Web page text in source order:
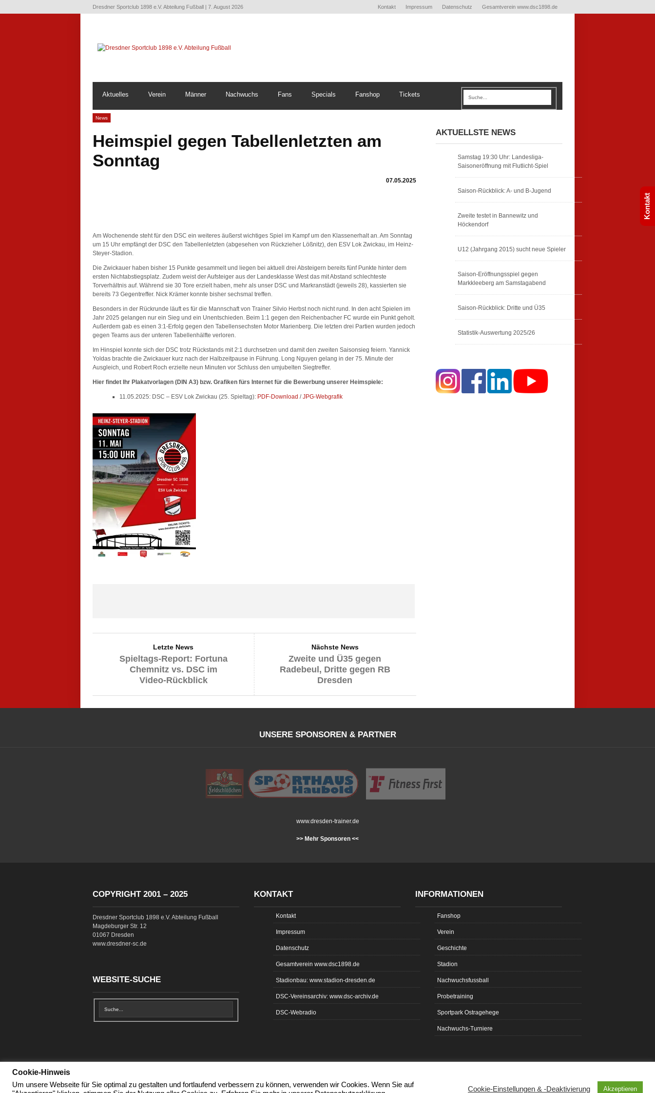
Dresdner Sportclub 1898 e.V. Abteilung Fußball | 7. August 2026 Kontakt Impressum Datenschutz Gesamtverein www.dsc1898.de
Aktuelles Verein Männer Nachwuchs Fans Specials Fanshop Tickets
News
Heimspiel gegen Tabellenletzten am
Sonntag
07.05.2025
Am Wochenende steht für den DSC ein weiteres äußerst wichtiges Spiel im Kampf um den Klassenerhalt an. Am Sonntag
um 15 Uhr empfängt der DSC den Tabellenletzten (abgesehen von Rückzieher Lößnitz), den ESV Lok Zwickau, im Heinz-
Steyer-Stadion.
Die Zwickauer haben bisher 15 Punkte gesammelt und liegen bei aktuell drei Absteigern bereits fünf Punkte hinter dem
ersten Nichtabstiegsplatz. Zudem weist der Aufsteiger aus der Landesklasse West das mit Abstand schlechteste
Torverhältnis auf. Während sie 30 Tore erzielt haben, mehr als unser DSC und Markranstädt (jeweils 28), kassierten sie
bereits 73 Gegentreffer. Nick Krämer konnte bisher sechsmal treffen.
Besonders in der Rückrunde läuft es für die Mannschaft von Trainer Silvio Herbst noch nicht rund. In den acht Spielen im
Jahr 2025 gelangen nur ein Sieg und ein Unentschieden. Beim 1:1 gegen den Reichenbacher FC wurde ein Punkt geholt.
Außerdem gab es einen 3:1-Erfolg gegen den Tabellensechsten Motor Marienberg. Die letzten drei Partien wurden jedoch
gegen Teams aus der unteren Tabellenhälfte verloren.
Im Hinspiel konnte sich der DSC trotz Rückstands mit 2:1 durchsetzen und damit den zweiten Saisonsieg feiern. Yannick
Yoldas brachte die Zwickauer kurz nach der Halbzeitpause in Führung. Long Nguyen gelang in der 75. Minute der
Ausgleich, und Robert Roch erzielte neun Minuten vor Schluss den umjubelten Siegtreffer.
Hier findet Ihr Plakatvorlagen (DIN A3) bzw. Grafiken fürs Internet für die Bewerbung unserer Heimspiele:
11.05.2025: DSC – ESV Lok Zwickau (25. Spieltag): PDF-Download /JPG-Webgrafik
Letzte News
Spieltags-Report: Fortuna
Chemnitz vs. DSC im
Video-Rückblick
Nächste News
Zweite und Ü35 gegen
Radebeul, Dritte gegen RB
Dresden
AKTUELLSTE NEWS
Samstag 19:30 Uhr: Landesliga-
Saisoneröffnung mit Flutlicht-Spiel
Saison-Rückblick: A- und B-Jugend
Zweite testet in Bannewitz und
Höckendorf
U12 (Jahrgang 2015) sucht neue Spieler
Saison-Eröffnungsspiel gegen
Markkleeberg am Samstagabend
Saison-Rückblick: Dritte und Ü35
Statistik-Auswertung 2025/26
UNSERE SPONSOREN & PARTNER
www.dresden-trainer.de
>> Mehr Sponsoren <<
COPYRIGHT 2001 – 2025
Dresdner Sportclub 1898 e.V. Abteilung Fußball
Magdeburger Str. 12
01067 Dresden
www.dresdner-sc.de
WEBSITE-SUCHE
KONTAKT
Kontakt
Impressum
Datenschutz
Gesamtverein www.dsc1898.de
Stadionbau: www.stadion-dresden.de
DSC-Vereinsarchiv: www.dsc-archiv.de
DSC-Webradio
INFORMATIONEN
Fanshop
Verein
Geschichte
Stadion
Nachwuchsfussball
Probetraining
Sportpark Ostragehege
Nachwuchs-Turniere
Cookie-Hinweis
Um unsere Webseite für Sie optimal zu gestalten und fortlaufend verbessern zu können, verwenden wir Cookies. Wenn Sie auf
Cookie-Einstellungen & -Deaktivierung Akzeptieren
Kontakt